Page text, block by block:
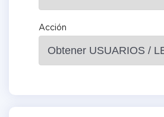
Acción